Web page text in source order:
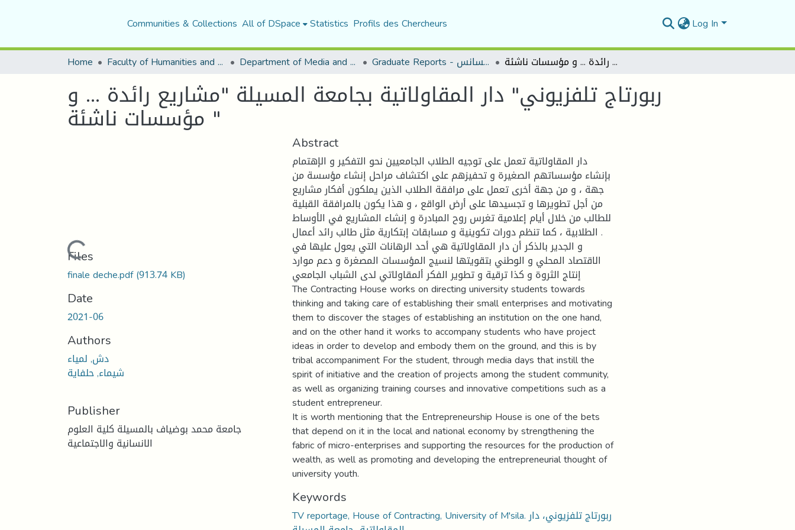
Communities & Collections All of DSpace Statistics Profils des Chercheurs Log In
Home Faculty of Humanities and Social Sciences Department of Media and Communication Studies Graduate Reports - تقارير الليسانس ربورتاج تلفزيوني" دار المقاولاتية بجامعة المسيلة "مشاريع رائدة ... و مؤسسات ناشئة "
ربورتاج تلفزيوني" دار المقاولاتية بجامعة المسيلة "مشاريع رائدة ... و
مؤسسات ناشئة "
Loading...
Files
finale deche.pdf(913.74 KB)
Date
2021-06
Authors
دش, لمياء
شيماء, حلفاية
Publisher
جامعة محمد بوضياف بالمسيلة كلية العلوم
الانسانية والاجتماعية
Abstract
دار المقاولاتية تعمل على توجيه الطلاب الجامعيين نحو التفكير و الإهتمام
بإنشاء مؤسساتهم الصغيرة و تحفيزهم على اكتشاف مراحل إنشاء مؤسسة من
جهة ، و من جهة أخرى تعمل على مرافقة الطلاب الذين يملكون أفكار مشاريع
من أجل تطويرها و تجسيدها على أرض الواقع ، و هذا يكون بالمرافقة القبلية
للطالب من خلال أيام إعلامية تغرس روح المبادرة و إنشاء المشاريع في الأوساط
الطلابية ، كما تنظم دورات تكوينية و مسابقات إبتكارية مثل طالب رائد أعمال .
و الجدير بالذكر أن دار المقاولاتية هي أحد الرهانات التي يعول عليها في
الاقتصاد المحلي و الوطني بتقويتها لنسيج المؤسسات المصغرة و دعم موارد
إنتاج الثروة و كذا ترقية و تطوير الفكر ألمقاولاتي لدى الشباب الجامعي
The Contracting House works on directing university students towards
thinking and taking care of establishing their small enterprises and motivating
them to discover the stages of establishing an institution on the one hand,
and on the other hand it works to accompany students who have project
ideas in order to develop and embody them on the ground, and this is by
tribal accompaniment For the student, through media days that instill the
spirit of initiative and the creation of projects among the student community,
as well as organizing training courses and innovative competitions such as a
student entrepreneur.
It is worth mentioning that the Entrepreneurship House is one of the bets
that depend on it in the local and national economy by strengthening the
fabric of micro-enterprises and supporting the resources for the production of
wealth, as well as promoting and developing the entrepreneurial thought of
university youth.
Keywords
TV reportage, House of Contracting, University of M'sila. ربورتاج تلفزيوني، دار